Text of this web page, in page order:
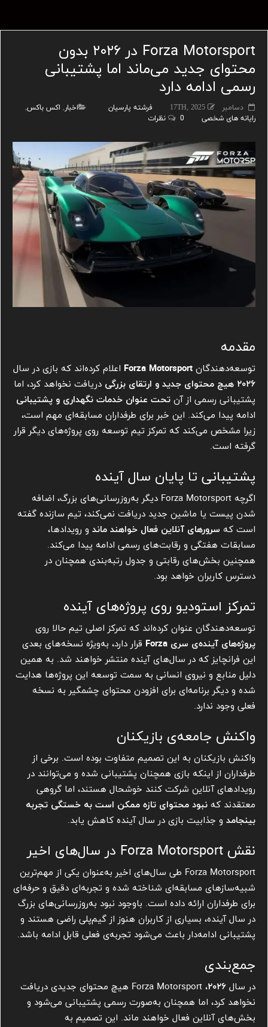
Forza Motorsport در ۲۰۲۶ بدون
محتوای جدید می‌ماند اما پشتیبانی
رسمی ادامه دارد
دسامبر 17TH, 2025 فرشته پارسیان اخبار, اکس باکس,
رایانه های شخصی
0 نظرات
مقدمه
توسعه‌دهندگان Forza Motorsport اعلام کرده‌اند که بازی در سال
۲۰۲۶ هیچ محتوای جدید و ارتقای بزرگی
دریافت نخواهد کرد، اما
پشتیبانی رسمی از آن تحت عنوان خدمات نگهداری و پشتیبانی
ادامه پیدا می‌کند. این خبر برای طرفداران مسابقه‌ای مهم است،
زیرا مشخص می‌کند که تمرکز تیم توسعه روی پروژه‌های دیگر قرار
گرفته است.
پشتیبانی تا پایان سال آینده
اگرچه Forza Motorsport دیگر به‌روزرسانی‌های بزرگ، اضافه
شدن پیست یا ماشین جدید دریافت نمی‌کند، تیم سازنده گفته
است که سرورهای آنلاین فعال خواهند ماند و رویدادها،
مسابقات هفتگی و رقابت‌های رسمی ادامه پیدا می‌کند.
همچنین بخش‌های رقابتی و جدول‌ رتبه‌بندی همچنان در
دسترس کاربران خواهد بود.
تمرکز استودیو روی پروژه‌های آینده
توسعه‌دهندگان عنوان کرده‌اند که تمرکز اصلی تیم حالا روی
پروژه‌های آینده‌ی سری Forza
قرار دارد، به‌ویژه نسخه‌های بعدی
این فرانچایز که در سال‌های آینده منتشر خواهند شد. به همین
دلیل منابع و نیروی انسانی به سمت توسعه این پروژه‌ها هدایت
شده و دیگر برنامه‌ای برای افزودن محتوای چشمگیر به نسخه
فعلی وجود ندارد.
واکنش جامعه‌ی بازیکنان
واکنش بازیکنان به این تصمیم متفاوت بوده است. برخی از
طرفداران از اینکه بازی همچنان پشتیبانی شده و می‌توانند در
رویدادهای آنلاین شرکت کنند خوشحال هستند، اما گروهی
معتقدند که نبود محتوای تازه ممکن است به خستگی تجربه
بینجامد و جذابیت بازی در سال آینده کاهش یابد.
نقش Forza Motorsport در سال‌های اخیر
Forza Motorsport طی سال‌های اخیر به‌عنوان یکی از مهم‌ترین
شبیه‌سازهای مسابقه‌ای شناخته شده و تجربه‌ای دقیق و حرفه‌ای
برای طرفداران ارائه داده است. باوجود نبود به‌روزرسانی‌های بزرگ
در سال آینده، بسیاری از کاربران هنوز از گیم‌پلی راضی هستند و
پشتیبانی ادامه‌دار باعث می‌شود تجربه‌ی فعلی قابل ادامه باشد.
جمع‌بندی
در سال ۲۰۲۶
، Forza Motorsport هیچ محتوای جدیدی دریافت
نخواهد کرد، اما همچنان به‌صورت رسمی پشتیبانی می‌شود و
بخش‌های آنلاین فعال خواهند ماند. این تصمیم به